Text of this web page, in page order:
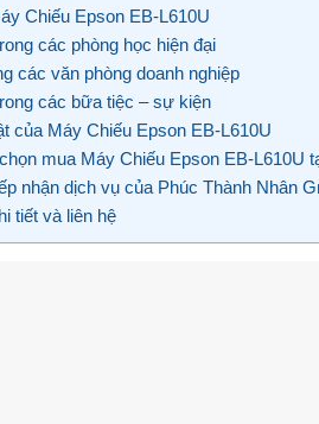
Chiếu Epson EB-L610U
các phòng học hiện đại
các văn phòng doanh nghiệp
các bữa tiệc – sự kiện
của Máy Chiếu Epson EB-L610U
mua Máy Chiếu Epson EB-L610U
nhận dịch vụ của Phúc Thành Nhân
tiết và liên hệ